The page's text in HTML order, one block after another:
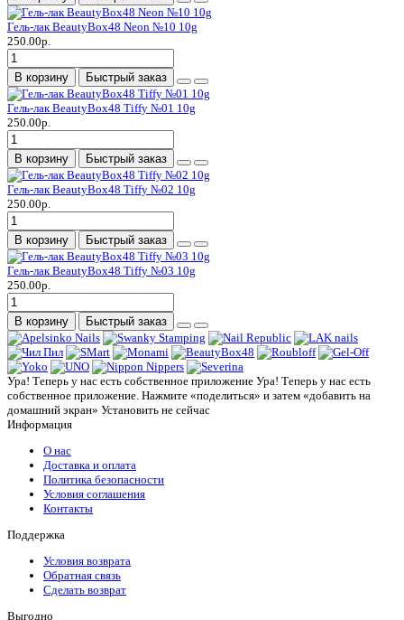
Гель-лак BeautyBox48 Neon №10 10g
250.00р.
В корзину Быстрый заказ
Гель-лак BeautyBox48 Tiffy №01 10g
250.00р.
В корзину Быстрый заказ
Гель-лак BeautyBox48 Tiffy №02 10g
250.00р.
В корзину Быстрый заказ
Гель-лак BeautyBox48 Tiffy №03 10g
250.00р.
В корзину Быстрый заказ
Ура! Теперь у нас есть собственное приложение Ура! Теперь у нас есть
собственное приложение. Нажмите «поделиться» и затем «добавить на
домашний экран» Установить не сейчас
Информация
О нас
Доставка и оплата
Политика безопасности
Условия соглашения
Контакты
Поддержка
Условия возврата
Обратная связь
Сделать возврат
Выгодно